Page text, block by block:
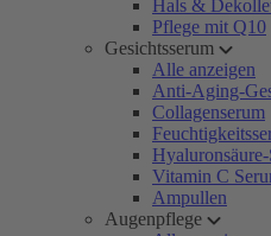
Hals &
Pflege mit Q10
Gesichtsserum
Alle anzeigen
Anti-Aging-
Collagenserum
Vitamin C
Ampullen
Augenpflege